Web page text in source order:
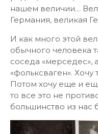
нашем величии…
Германия, великая
И как много этой
обычного человека
соседа «мерседес»,
«фольксваген».
Потом хочу еще и
то все это не
большинство из